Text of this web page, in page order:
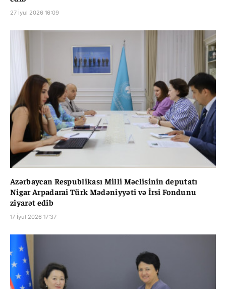
27 İyul 2026 16:09
Azərbaycan Respublikası Milli Məclisinin deputatı
Nigar Arpadarai Türk Mədəniyyəti və İrsi Fondunu
ziyarət edib
17 İyul 2026 17:37